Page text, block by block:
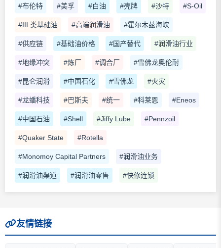
#布伦特 #美孚 #白油 #壳牌 #沙特 #S-Oil
#III 类基础油 #高端润滑油 #霍尔木兹海峡
#供应链 #基础油价格 #国产替代 #润滑油行业
#地缘冲突 #炼厂 #调合厂 #雪佛龙奥伦耐
#昆仑润滑 #中国石化 #雪佛龙 #火灾
#龙蟠科技 #巴斯夫 #统一 #科莱恩 #Eneos
#中国石油 #Shell #Jiffy Lube #Pennzoil
#Quaker State #Rotella
#Monomoy Capital Partners #润滑油业务
#润滑油渠道 #润滑油零售 #快修连锁
友情链接